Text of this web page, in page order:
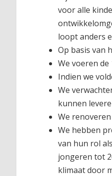
voor alle
loopt anders
Op basis van
We voeren
Indien we
We
kunnen
We
We hebben
van hun rol
jongeren tot
klimaat door